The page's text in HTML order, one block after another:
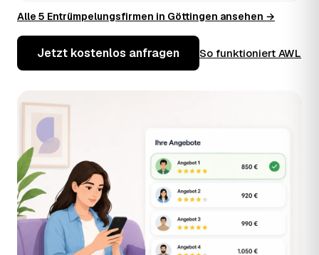
Alle 5 Entrümpelungsfirmen in Göttingen ansehen →
Jetzt kostenlos anfragen So funktioniert AWL